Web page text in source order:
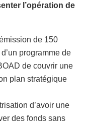
l’opération de
de 150
programme de
de couvrir une
plan stratégique
d’avoir une
des fonds sans